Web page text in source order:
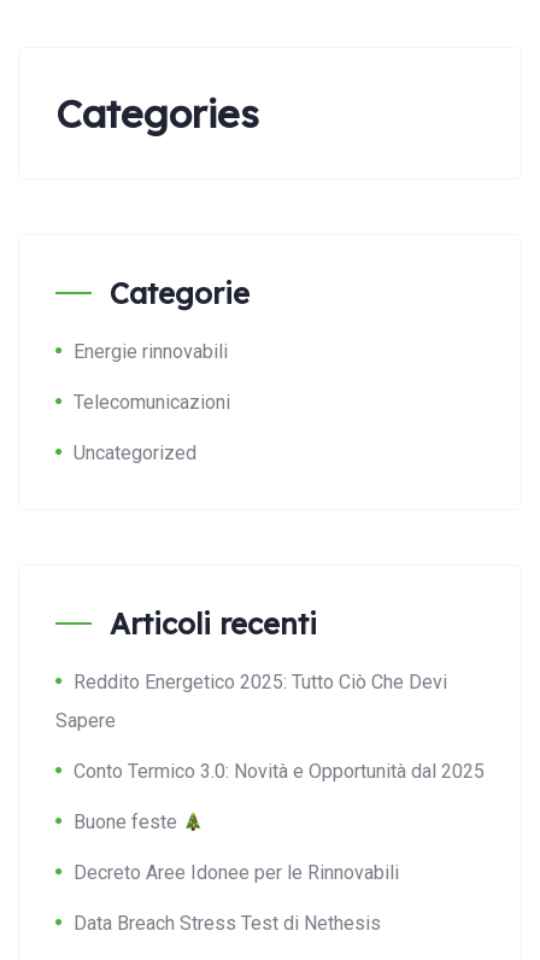
Categories
Categorie
Energie rinnovabili
Telecomunicazioni
Uncategorized
Articoli recenti
Reddito Energetico 2025: Tutto Ciò Che Devi
Sapere
Conto Termico 3.0: Novità e Opportunità dal 2025
Buone feste
Decreto Aree Idonee per le Rinnovabili
Data Breach Stress Test di Nethesis